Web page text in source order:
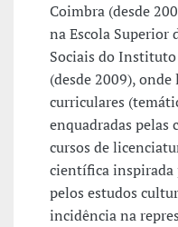
Coimbra (desde
na Escola Superior
Sociais do
(desde 2009),
curriculares
enquadradas pelas
cursos de
científica inspirada
pelos estudos
incidência na